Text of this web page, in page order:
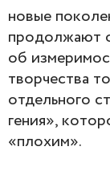
новые
продолжают
об
творчества
отдельного
гения»,
«плохим».